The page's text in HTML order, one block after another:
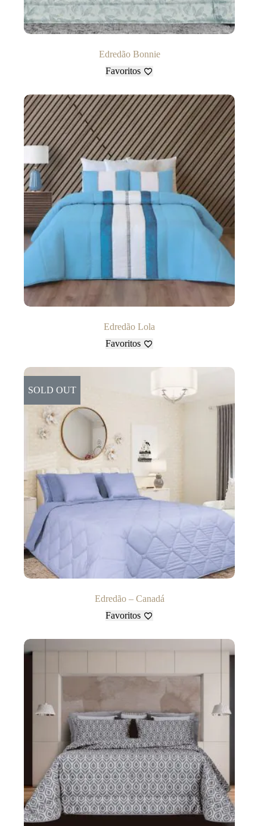
Edredão Bonnie
Favoritos
Edredão Lola
Favoritos
SOLD OUT
Edredão – Canadá
Favoritos